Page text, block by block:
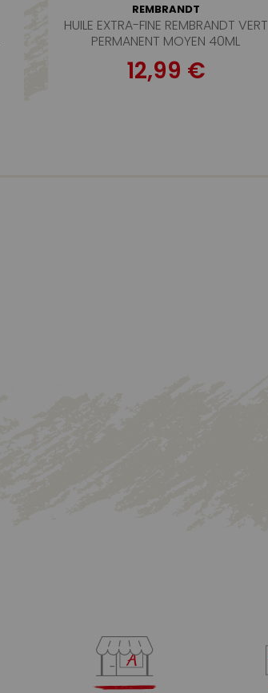
REMBRANDT
HUILE EXTRA-FINE REMBRANDT VERT
PERMANENT MOYEN 40ML
12,99 €